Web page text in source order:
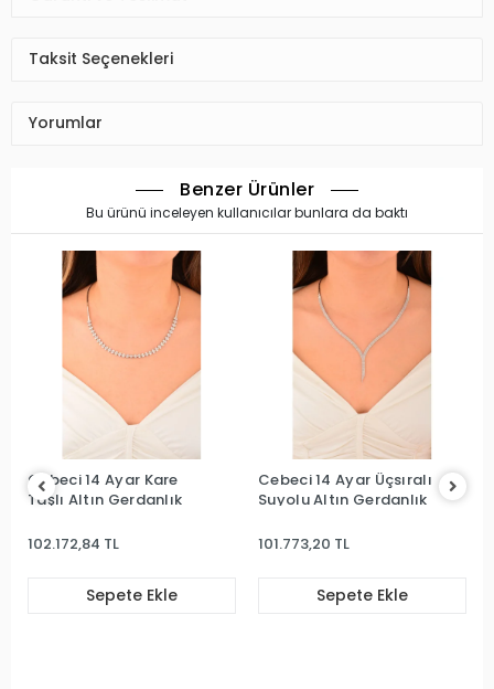
Taksit Seçenekleri
Yorumlar
Benzer Ürünler
Bu ürünü inceleyen kullanıcılar bunlara da baktı
Cebeci 14 Ayar Üçsıralı
Suyolu Altın Gerdanlık
101.773,20 TL
Sepete Ekle
Cebeci 22 Ayar Taş
Model Altın Gerdanlık
357.937,96 TL
Sepete Ekle